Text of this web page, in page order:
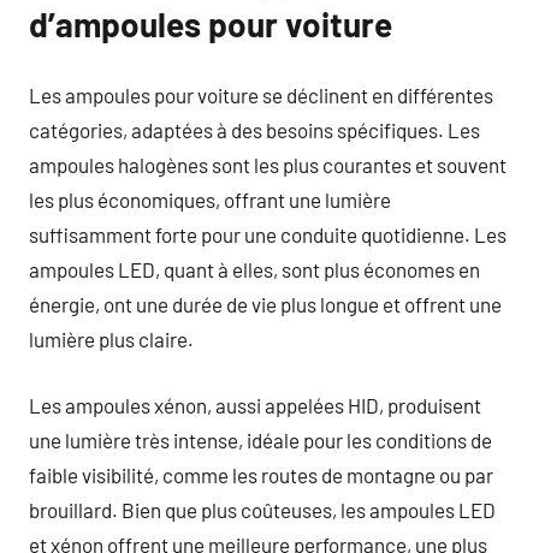
d’ampoules pour voiture
Les ampoules pour voiture se déclinent en différentes
catégories, adaptées à des besoins spécifiques. Les
ampoules halogènes sont les plus courantes et souvent
les plus économiques, offrant une lumière
suffisamment forte pour une conduite quotidienne. Les
ampoules LED, quant à elles, sont plus économes en
énergie, ont une durée de vie plus longue et offrent une
lumière plus claire.
Les ampoules xénon, aussi appelées HID, produisent
une lumière très intense, idéale pour les conditions de
faible visibilité, comme les routes de montagne ou par
brouillard. Bien que plus coûteuses, les ampoules LED
et xénon offrent une meilleure performance, une plus